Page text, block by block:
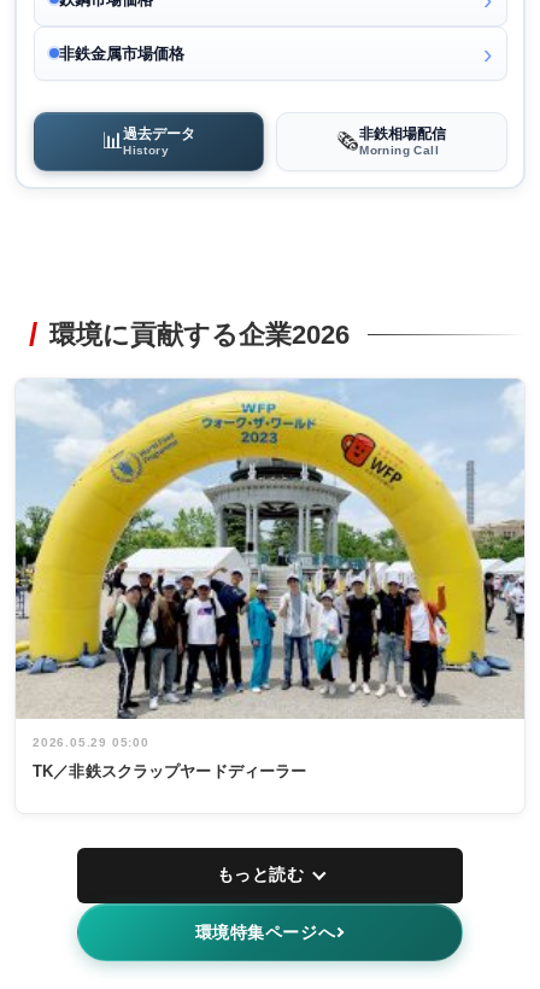
非鉄金属市場価格
📊過去データ
History 🗞️非鉄相場配信
Morning Call
環境に貢献する企業2026
2026.05.29 05:00
TK／非鉄スクラップヤードディーラー
もっと読む
環境特集ページへ